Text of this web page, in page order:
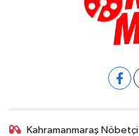
Kahramanmaraş Nöbetçi